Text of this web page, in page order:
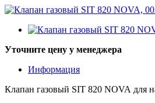
Уточните цену у менеджера
Информация
Клапан газовый SIT 820 NOVA для